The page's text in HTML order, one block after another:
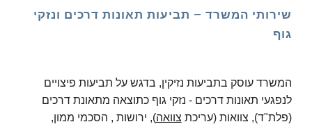
שירותי המשרד – תביעות תאונות דרכים ונזקי
גוף
המשרד עוסק בתביעות נזיקין, בדגש על תביעות פיצויים
לנפגעי תאונות דרכים - נזקי גוף כתוצאה מתאונת דרכים
(פלת"ד), צוואות (עריכת צוואה), ירושות , הסכמי ממון,